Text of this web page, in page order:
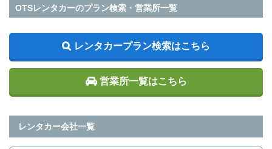
OTSレンタカーのプラン検索・営業所一覧
レンタカープラン検索はこちら
営業所一覧はこちら
レンタカー会社一覧